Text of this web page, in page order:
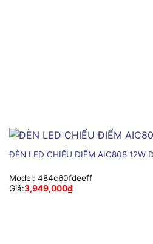
ĐÈN LED CHIẾU ĐIỂM AIC808 12W
Model: 484c60fdeeff
Giá:3,949,000₫